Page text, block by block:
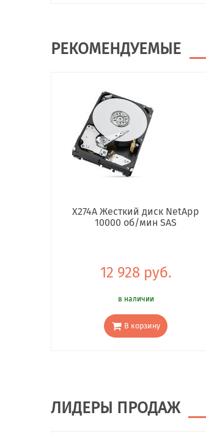
РЕКОМЕНДУЕМЫЕ
X274A Жесткий диск NetApp
10000 об/мин SAS
12 928 руб.
в наличии
В корзину
ЛИДЕРЫ ПРОДАЖ